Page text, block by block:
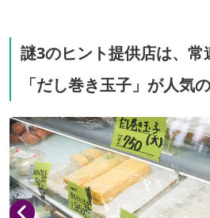
謎3のヒント提供店は、常
「だし巻き玉子」が人気